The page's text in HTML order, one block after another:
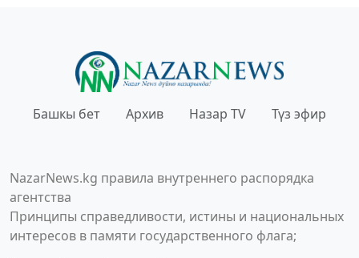
Башкы бет Архив Назар TV Түз эфир
NazarNews.kg правила внутреннего распорядка
агентства
Принципы справедливости, истины и национальных
интересов в памяти государственного флага;